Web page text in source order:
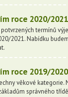
roce 2020/2021
termínů
2021. Nabídku
roce 2019/2020
věkové kategorie.
správného